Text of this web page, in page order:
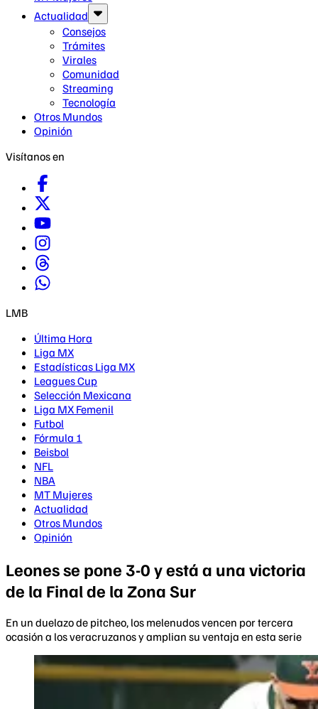
Actualidad
Consejos
Trámites
Virales
Comunidad
Streaming
Tecnología
Otros Mundos
Opinión
Visítanos en
LMB
Última Hora
Liga MX
Estadísticas Liga MX
Leagues Cup
Selección Mexicana
Liga MX Femenil
Futbol
Fórmula 1
Beisbol
NFL
NBA
MT Mujeres
Actualidad
Otros Mundos
Opinión
Leones se pone 3-0 y está a una victoria
de la Final de la Zona Sur
En un duelazo de pitcheo, los melenudos vencen por tercera
ocasión a los veracruzanos y amplian su ventaja en esta serie